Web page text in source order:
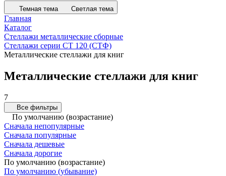
Темная тема Светлая тема
Главная
Каталог
Стеллажи металлические сборные
Стеллажи серии СТ 120 (СТФ)
Металлические стеллажи для книг
Металлические стеллажи для книг
7
Все фильтры
По умолчанию (возрастание)
Сначала непопулярные
Сначала популярные
Сначала дешевые
Сначала дорогие
По умолчанию (возрастание)
По умолчанию (убывание)